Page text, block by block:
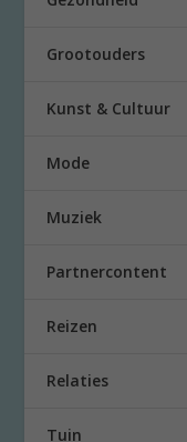
Grootouders
Kunst & Cultuur
Mode
Muziek
Partnercontent
Reizen
Relaties
Tuin